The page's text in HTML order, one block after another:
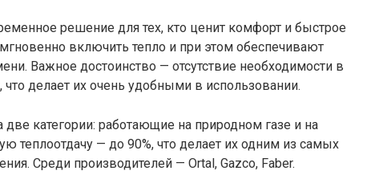
решение для тех, кто ценит комфорт и быстрое
включить тепло и при этом обеспечивают
Важное достоинство — отсутствие необходимости в
что делает их очень удобными в использовании.
две категории: работающие на природном газе и на
теплоотдачу — до 90%, что делает их одним из самых
Среди производителей — Ortal, Gazco, Faber.